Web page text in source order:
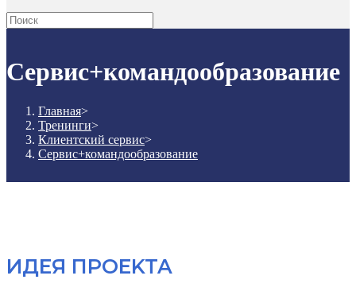
Сервис+командообразование
Главная>
Тренинги>
Клиентский сервис>
Сервис+командообразование
ИДЕЯ ПРОEKTA